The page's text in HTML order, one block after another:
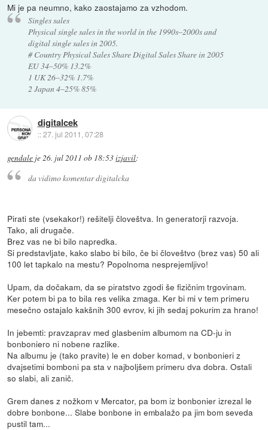
Mi je pa neumno, kako zaostajamo za vzhodom.
Singles sales
Physical single sales in the world in the 1990s–2000s and
digital single sales in 2005.
# Country Physical Sales Share Digital Sales Share in 2005
EU 34–50% 13.2%
1 UK 26–32% 1.7%
2 Japan 4–25% 85%
digitalcek
::27. jul 2011, 07:28
gendale je26. jul 2011 ob 18:53izjavil:
da vidimo komentar digitalcka
Pirati ste (vsekakor!) rešitelji človeštva. In generatorji razvoja.
Tako, ali drugače.
Brez vas ne bi bilo napredka.
Si predstavljate, kako slabo bi bilo, če bi človeštvo (brez vas) 50 ali
100 let tapkalo na mestu? Popolnoma nesprejemljivo!
Upam, da dočakam, da se piratstvo zgodi še fizičnim trgovinam.
Ker potem bi pa to bila res velika zmaga. Ker bi mi v tem primeru
mesečno ostajalo kakšnih 300 evrov, ki jih sedaj pokurim za hrano!
In jebemti: pravzaprav med glasbenim albumom na CD-ju in
bonboniero ni nobene razlike.
Na albumu je (tako pravite) le en dober komad, v bonbonieri z
dvajsetimi bomboni pa sta v najboljšem primeru dva dobra. Ostali
so slabi, ali zanič.
Grem danes z nožkom v Mercator, pa bom iz bonbonier izrezal le
dobre bonbone... Slabe bonbone in embalažo pa jim bom seveda
pustil tam...